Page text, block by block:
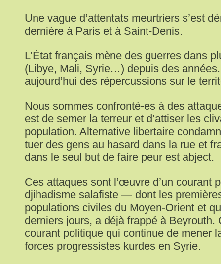
Une vague d’attentats meurtriers s’est
dernière à Paris et à Saint-Denis.
L’État français mène des guerres dans
(Libye, Mali, Syrie…) depuis des
aujourd’hui des répercussions sur le
Nous sommes confronté-es à des
est de semer la terreur et d’attiser les
population. Alternative libertaire
tuer des gens au hasard dans la rue et
dans le seul but de faire peur est abject.
Ces attaques sont l’œuvre d’un courant
djihadisme salafiste — dont les
populations civiles du Moyen-Orient et
derniers jours, a déjà frappé à Beyrouth.
courant politique qui continue de mener
forces progressistes kurdes en Syrie.